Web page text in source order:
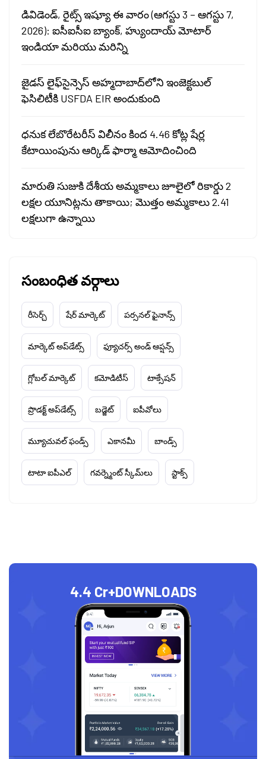
డివిడెండ్, రైట్స్ ఇష్యూ ఈ వారం (ఆగస్టు 3 – ఆగస్టు 7,
2026): ఐసీఐసీఐ బ్యాంక్, హ్యుందాయ్ మోటార్
ఇండియా మరియు మరిన్ని
జైడస్ లైఫ్‌సైన్సెస్ అహ్మదాబాద్‌లోని ఇంజెక్టబుల్
ఫెసిలిటీకి USFDA EIR అందుకుంది
ధనుక లేబొరేటరీస్ విలీనం కింద 4.46 కోట్ల షేర్ల
కేటాయింపును ఆర్కిడ్ ఫార్మా ఆమోదించింది
మారుతి సుజుకి దేశీయ అమ్మకాలు జూలైలో రికార్డు 2
లక్షల యూనిట్లను తాకాయి; మొత్తం అమ్మకాలు 2.41
లక్షలుగా ఉన్నాయి
సంబంధిత వర్గాలు
రీసెర్చ్ షేర్ మార్కెట్ పర్సనల్ ఫైనాన్స్
మార్కెట్ అప్‌డేట్స్ ఫ్యూచర్స్ అండ్ ఆప్షన్స్
గ్లోబల్ మార్కెట్ కమోడిటీస్ టాక్సేషన్
ప్రొడక్ట్ అప్‌డేట్స్ బడ్జెట్ ఐపీవోలు
మ్యూచువల్ ఫండ్స్ ఎకానమీ బాండ్స్
టాటా ఐపీఎల్ గవర్న్మెంట్ స్కీమ్‌లు స్టాక్స్
4.4 Cr+DOWNLOADS